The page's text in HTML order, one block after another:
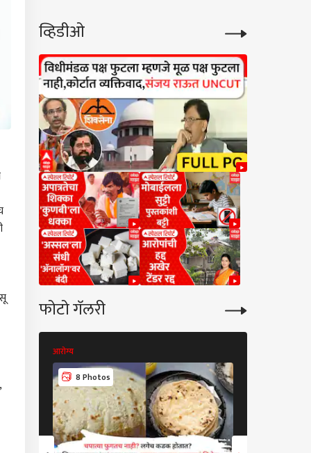
व्हिडीओ
फोटो गॅलरी
आरोग्य
8 Photos